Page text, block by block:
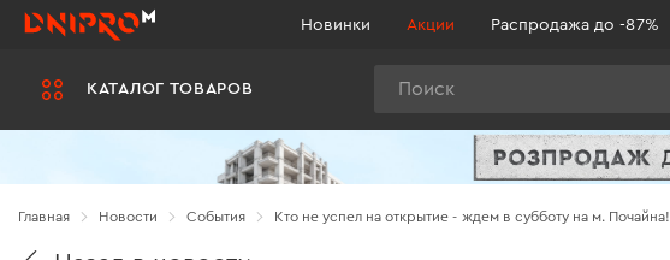
КАТАЛОГ ТОВАРОВ
Новинки Акции Распродажа до -87%
Главная Новости Cобытия Кто не успел на открытие - ждем в субботу на м. Почайна!